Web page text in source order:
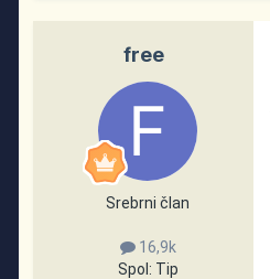
free
Srebrni član
16,9k
Spol: Tip